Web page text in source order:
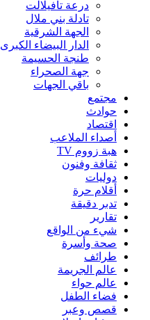
درعة تافيلالت
تادلة بني ملال
الجهة الشرقية
الدار البيضاء الكبرى
طنجة الحسيمة
جهة الصحراء
باقي الجهات
مجتمع
حوادث
اقتصاد
أصداء الملاعب
هبة زووم TV
ثقافة وفنون
دوليات
أقلام حرة
تدبر دقيقة
تقارير
شيء من الواقع
صحة وأسرة
طرائف
عالم الجريمة
عالم حواء
فضاء الطفل
قصص وعبر